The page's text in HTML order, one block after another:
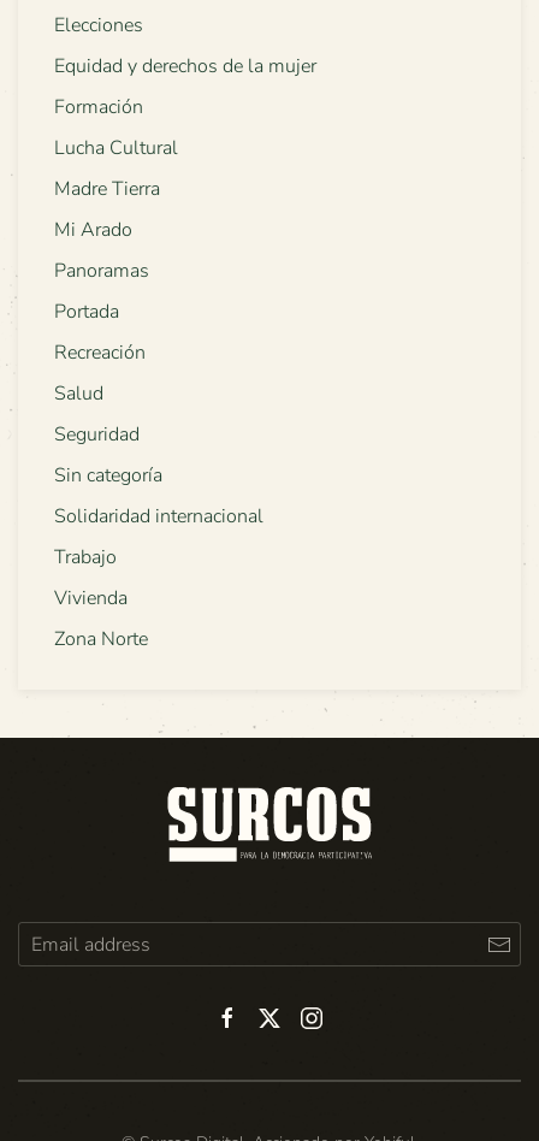
Elecciones
Equidad y derechos de la mujer
Formación
Lucha Cultural
Madre Tierra
Mi Arado
Panoramas
Portada
Recreación
Salud
Seguridad
Sin categoría
Solidaridad internacional
Trabajo
Vivienda
Zona Norte